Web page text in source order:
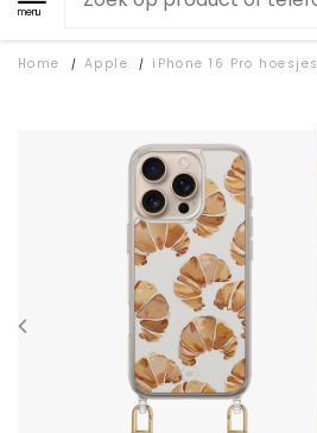
menu
Home / Apple / iPhone 16 Pro hoesjes